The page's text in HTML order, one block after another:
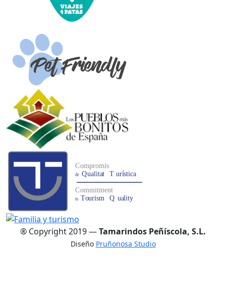
® Copyright 2019 —Tamarindos Peñíscola, S.L.
Diseño Pruñonosa Studio